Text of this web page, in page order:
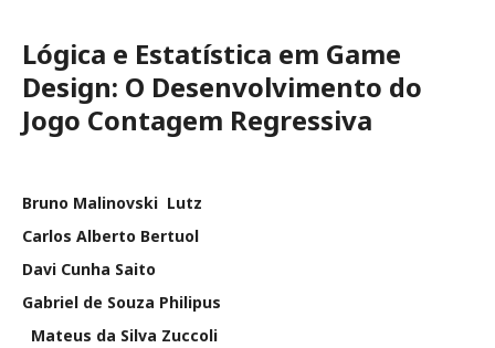
Lógica e Estatística em Game
Design: O Desenvolvimento do
Jogo Contagem Regressiva
Bruno Malinovski Lutz
Carlos Alberto Bertuol
Davi Cunha Saito
Gabriel de Souza Philipus
Mateus da Silva Zuccoli